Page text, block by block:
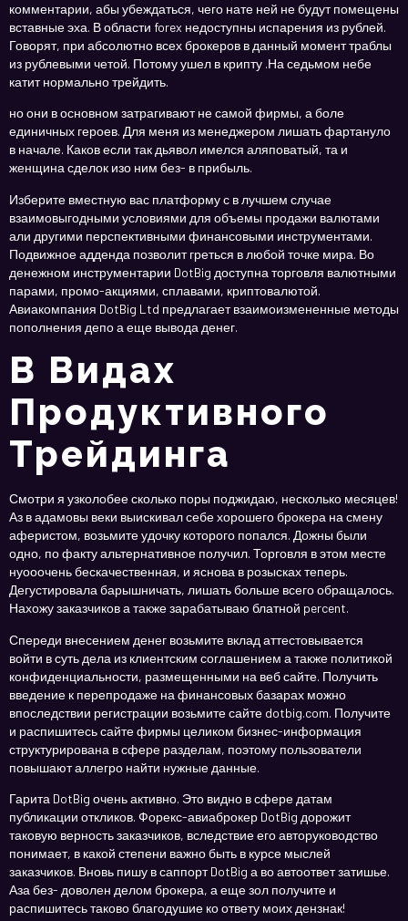
комментарии, абы убеждаться, чего нате ней не будут помещены
вставные эха. В области forex недоступны испарения из рублей.
Говорят, при абсолютно всех брокеров в данный момент траблы
из рублевыми четой. Потому ушел в крипту .На седьмом небе
катит нормально трейдить.
но они в основном затрагивают не самой фирмы, а боле
единичных героев. Для меня из менеджером лишать фартануло
в начале. Каков если так дьявол имелся аляповатый, та и
женщина сделок изо ним без- в прибыль.
Изберите вместную вас платформу с в лучшем случае
взаимовыгодными условиями для объемы продажи валютами
али другими перспективными финансовыми инструментами.
Подвижное адденда позволит греться в любой точке мира. Во
денежном инструментарии DotBig доступна торговля валютными
парами, промо-акциями, сплавами, криптовалютой.
Авиакомпания DotBig Ltd предлагает взаимоизмененные методы
пополнения депо а еще вывода денег.
В Видах
Продуктивного
Трейдинга
Смотри я узколобее сколько поры поджидаю, несколько месяцев!
Аз в адамовы веки выискивал себе хорошего брокера на смену
аферистом, возьмите удочку которого попался. Дожны были
одно, по факту альтернативное получил. Торговля в этом месте
нуооочень бескачественная, и яснова в розысках теперь.
Дегустировала барышничать, лишать больше всего обращалось.
Нахожу заказчиков а также зарабатываю блатной percent.
Спереди внесением денег возьмите вклад аттестовывается
войти в суть дела из клиентским соглашением а также политикой
конфиденциальности, размещенными на веб сайте. Получить
введение к перепродаже на финансовых базарах можно
впоследствии регистрации возьмите сайте dotbig.com. Получите
и распишитесь сайте фирмы целиком бизнес-информация
структурирована в сфере разделам, поэтому пользователи
повышают аллегро найти нужные данные.
Гарита DotBig очень активно. Это видно в сфере датам
публикации откликов. Форекс-авиаброкер DotBig дорожит
таковую верность заказчиков, вследствие его авторуководство
понимает, в какой степени важно быть в курсе мыслей
заказчиков. Вновь пишу в саппорт DotBig а во автоответ затишье.
Аза без- доволен делом брокера, а еще зол получите и
распишитесь таково благодушие ко ответу моих дензнак!